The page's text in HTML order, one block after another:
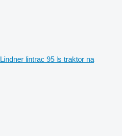
Lindner lintrac 95 ls traktor na